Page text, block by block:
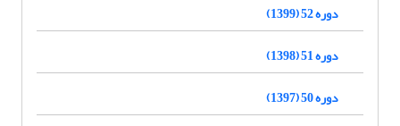
دوره 52 (1399)
دوره 51 (1398)
دوره 50 (1397)